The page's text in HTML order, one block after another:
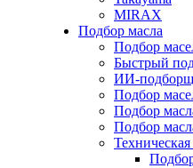
MIRAX
Подбор масла
Подбор
Быстрый
ИИ-
Подбор
Подбор
Подбор